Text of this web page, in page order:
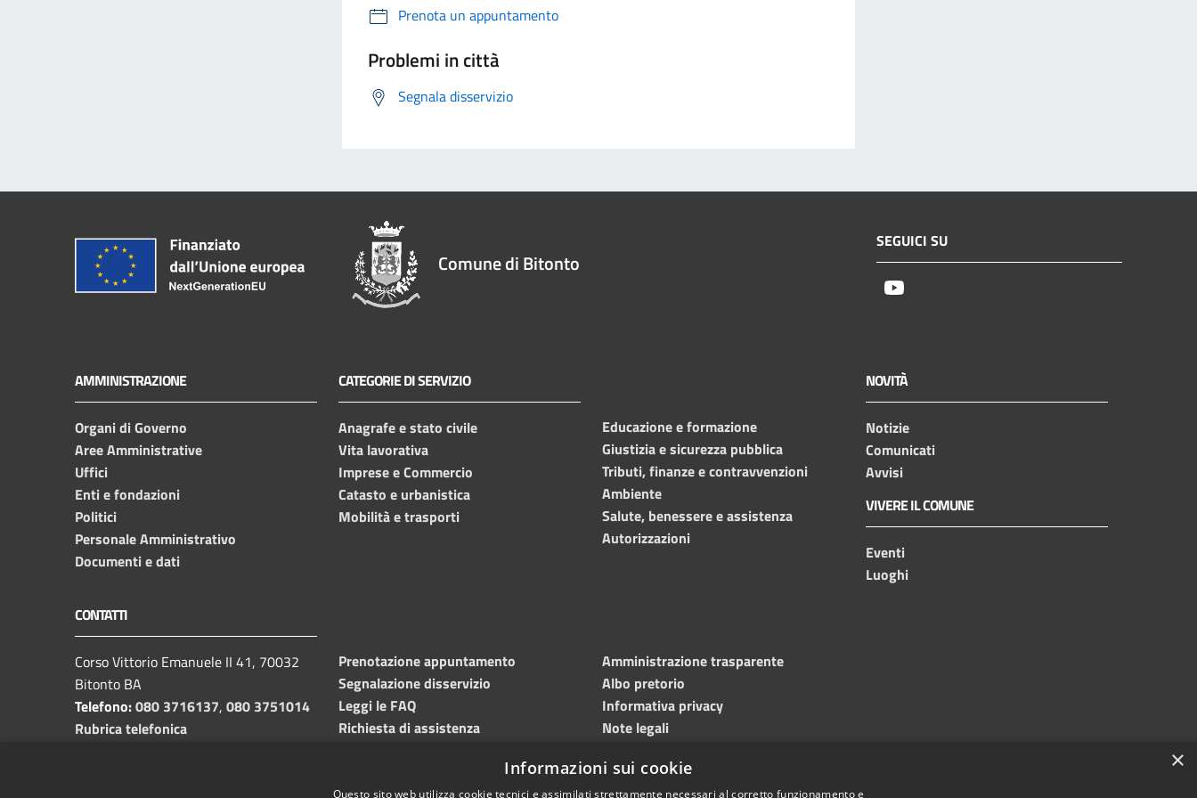
Prenota un appuntamento
Problemi in città
Segnala disservizio
Comune di Bitonto
SEGUICI SU
AMMINISTRAZIONE
Organi di Governo
Aree Amministrative
Uffici
Enti e fondazioni
Politici
Personale Amministrativo
Documenti e dati
CATEGORIE DI SERVIZIO
Anagrafe e stato civile
Vita lavorativa
Imprese e Commercio
Catasto e urbanistica
Mobilità e trasporti
Educazione e formazione
Giustizia e sicurezza pubblica
Tributi, finanze e contravvenzioni
Ambiente
Salute, benessere e assistenza
Autorizzazioni
NOVITÀ
Notizie
Comunicati
Avvisi
VIVERE IL COMUNE
Eventi
Luoghi
CONTATTI
Corso Vittorio Emanuele II 41, 70032
Bitonto BA
Telefono:080 3716137, 080 3751014
Rubrica telefonica
Prenotazione appuntamento
Segnalazione disservizio
Leggi le FAQ
Richiesta di assistenza
Amministrazione trasparente
Albo pretorio
Informativa privacy
Note legali
Meccanismo di feedback
×
Informazioni sui cookie
Questo sito web utilizza cookie tecnici e assimilati strettamente necessari al corretto funzionamento e